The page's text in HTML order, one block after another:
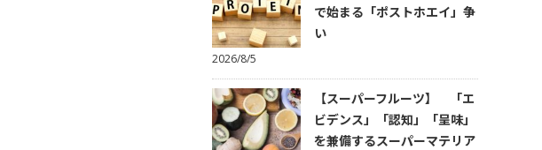
で始まる「ポストホエイ」争
い
2026/8/5
【スーパーフルーツ】 「エ
ビデンス」「認知」「呈味」
を兼備するスーパーマテリア